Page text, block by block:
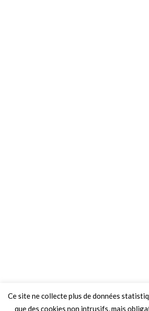
Ce site ne collecte plus de données
que des cookies non intrusifs, mais